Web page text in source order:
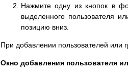
Нажмите одну из кнопок в
выделенного пользователя
позицию вниз.
При добавлении пользователей или
Окно добавления пользователя